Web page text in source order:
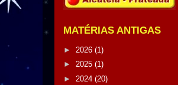
MATÉRIAS ANTIGAS
► 2026 (1)
► 2025 (1)
► 2024 (20)